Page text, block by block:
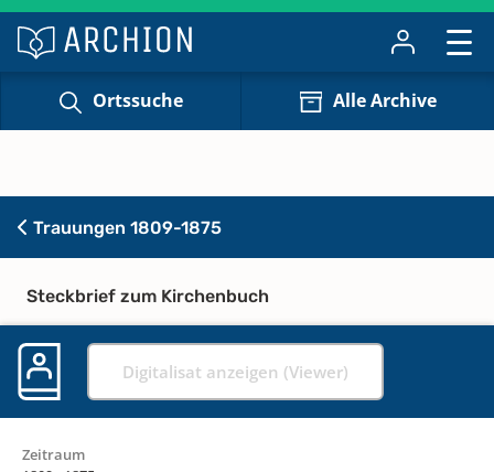
Ortssuche Alle Archive
Trauungen 1809-1875
Steckbrief zum Kirchenbuch
Digitalisat anzeigen (Viewer)
Zeitraum